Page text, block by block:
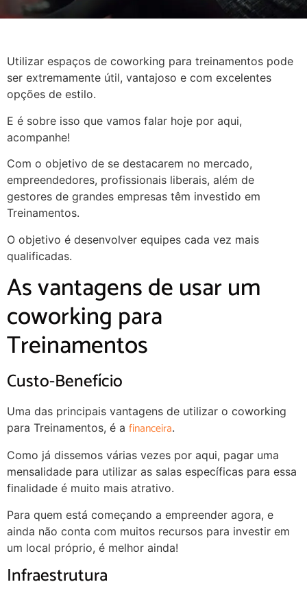
Utilizar espaços de coworking para treinamentos pode
ser extremamente útil, vantajoso e com excelentes
opções de estilo.
E é sobre isso que vamos falar hoje por aqui,
acompanhe!
Com o objetivo de se destacarem no mercado,
empreendedores, profissionais liberais, além de
gestores de grandes empresas têm investido em
Treinamentos.
O objetivo é desenvolver equipes cada vez mais
qualificadas.
As vantagens de usar um
coworking para
Treinamentos
Custo-Benefício
Uma das principais vantagens de utilizar o coworking
para Treinamentos, é a financeira.
Como já dissemos várias vezes por aqui, pagar uma
mensalidade para utilizar as salas específicas para essa
finalidade é muito mais atrativo.
Para quem está começando a empreender agora, e
ainda não conta com muitos recursos para investir em
um local próprio, é melhor ainda!
Infraestrutura